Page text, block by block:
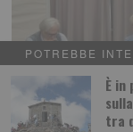
POTREBBE
È
tra